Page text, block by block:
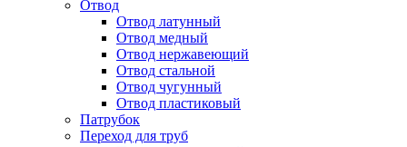
Отвод
Отвод латунный
Отвод медный
Отвод нержавеющий
Отвод стальной
Отвод чугунный
Отвод пластиковый
Патрубок
Переход для труб